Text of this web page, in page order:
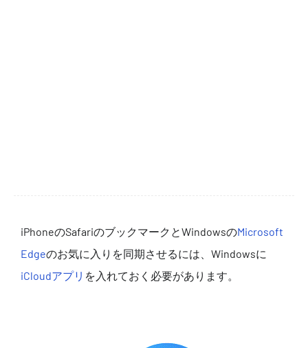
iPhoneのSafariのブックマークとWindowsのMicrosoft
Edgeのお気に入りを同期させるには、Windowsに
iCloudアプリ を入れておく必要があります。